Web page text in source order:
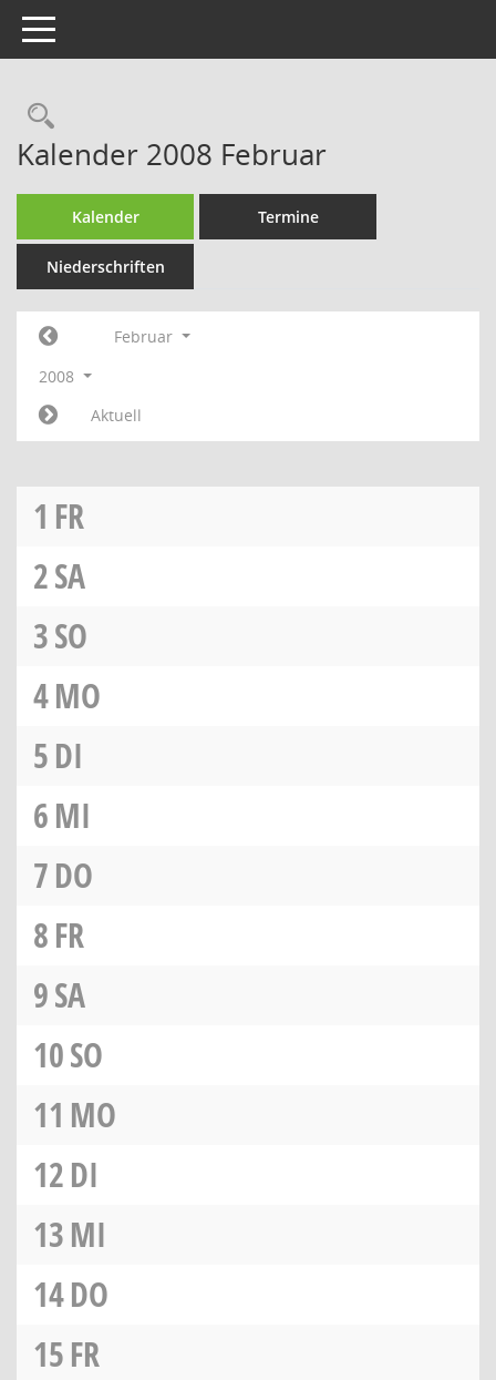
Toggle navigation
Rechercheauswahl
Kalender 2008 Februar
Kalender Termine
Niederschriften
Februar
2008
Aktuell
1 FR
2SA
3SO
4MO
5DI
6MI
7DO
8FR
9SA
10SO
11 MO
12DI
13MI
14DO
15FR